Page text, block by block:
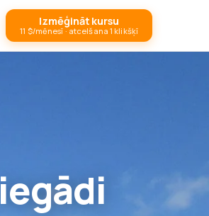
Izmēģināt kursu
11 $/mēnesī · atcelšana 1 klikšķī
iegādi